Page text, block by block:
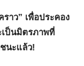
าว” เพื่อประคอง
เป็นมิตรภาพที่
นะแล้ว!